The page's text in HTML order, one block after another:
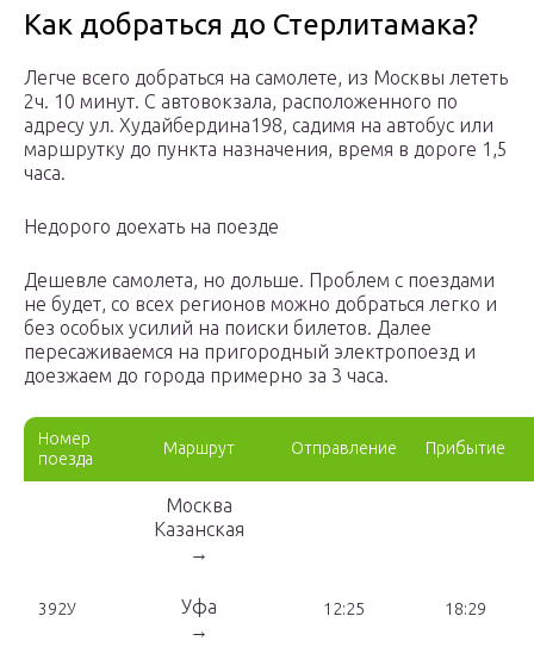
Как добраться до Стерлитамака?
Легче всего добраться на самолете, из Москвы лететь
2ч. 10 минут. С автовокзала, расположенного по
адресу ул. Худайбердина198, садимя на автобус или
маршрутку до пункта назначения, время в дороге 1,5
часа.
Недорого доехать на поезде
Дешевле самолета, но дольше. Проблем с поездами
не будет, со всех регионов можно добраться легко и
без особых усилий на поиски билетов. Далее
пересаживаемся на пригородный электропоезд и
доезжаем до города примерно за 3 часа.
Номер
поезда
Маршрут Отправление Прибытие
392У
Москва
Казанская
→
Уфа
→
12:25 18:29